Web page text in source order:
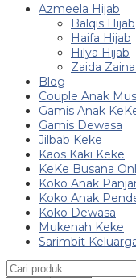
Azmeela Hijab
Balqis Hijab
Haifa Hijab
Hilya Hijab
Zaida
Blog
Couple Anak
Gamis Anak
Gamis Dewasa
Jilbab Keke
Kaos Kaki Keke
KeKe Busana
Koko Anak
Koko Anak
Koko Dewasa
Mukenah Keke
Sarimbit